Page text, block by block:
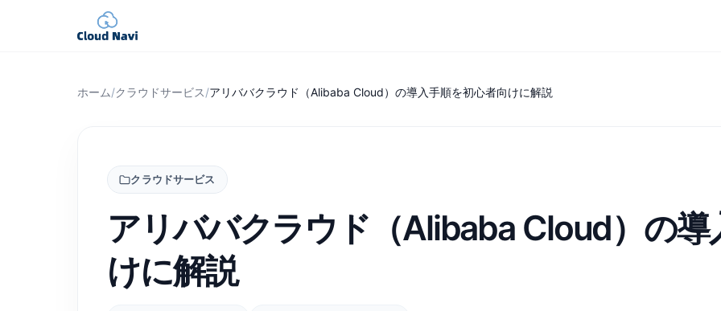
ホーム/クラウドサービス/アリババクラウド（Alibaba Cloud）の導入手順を初心者向けに解説
クラウドサービス
アリババクラウド（Alibaba Cloud）の導
けに解説